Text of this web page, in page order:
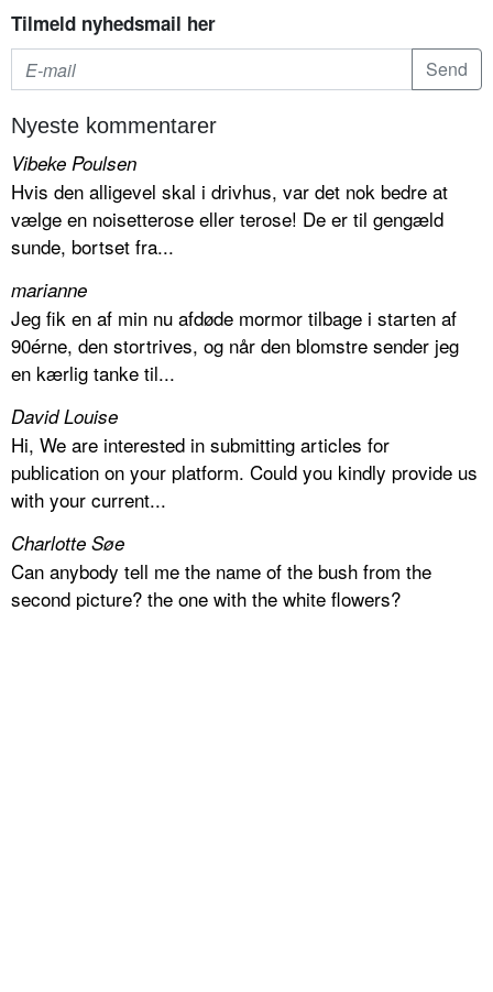
Tilmeld nyhedsmail her
Nyeste kommentarer
Vibeke Poulsen
Hvis den alligevel skal i drivhus, var det nok bedre at
vælge en noisetterose eller terose! De er til gengæld
sunde, bortset fra...
marianne
Jeg fik en af min nu afdøde mormor tilbage i starten af
90érne, den stortrives, og når den blomstre sender jeg
en kærlig tanke til...
David Louise
Hi, We are interested in submitting articles for
publication on your platform. Could you kindly provide us
with your current...
Charlotte Søe
Can anybody tell me the name of the bush from the
second picture? the one with the white flowers?